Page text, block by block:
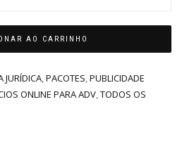
AO CARRINHO
JURÍDICA PACOTES PUBLICIDADE
ONLINE PARA ADV TODOS OS